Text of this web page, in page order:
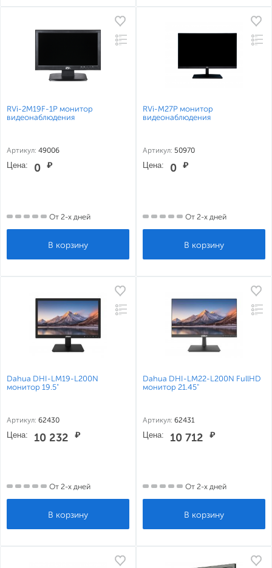
RVi-2M19F-1P монитор
видеонаблюдения
Артикул: 49006
Цена: 0 ₽
От 2-х дней
RVi-M27P монитор
видеонаблюдения
Артикул: 50970
Цена: 0 ₽
От 2-х дней
Dahua DHI-LM19-L200N
монитор 19.5"
Артикул: 62430
Цена: 10 232 ₽
От 2-х дней
Dahua DHI-LM22-L200N FullHD
монитор 21.45"
Артикул: 62431
Цена: 10 712 ₽
От 2-х дней